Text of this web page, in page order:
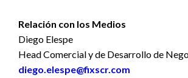
Relación con los Medios
Diego Elespe
Head Comercial y de Desarrollo de
diego.elespe@fixscr.com